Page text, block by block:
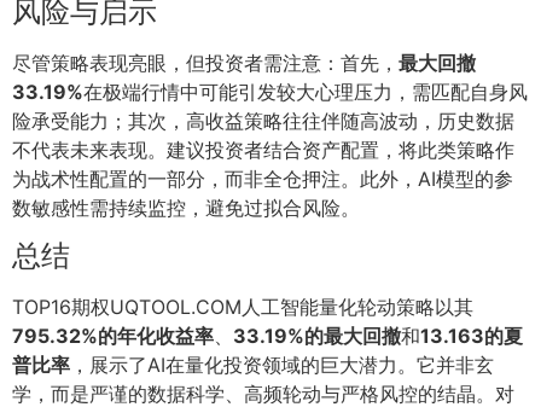
风险与启示
尽管策略表现亮眼，但投资者需注意：首先， 最大回撤
33.19%在极端行情中可能引发较大心理压力，需匹配自身风
险承受能力；其次，高收益策略往往伴随高波动，历史数据
不代表未来表现。建议投资者结合资产配置，将此类策略作
为战术性配置的一部分，而非全仓押注。此外，AI模型的参
数敏感性需持续监控，避免过拟合风险。
总结
TOP16期权UQTOOL.COM人工智能量化轮动策略以其
795.32%的年化收益率
33.19%的最大回撤和13.163的夏
普比率 ，展示了AI在量化投资领域的巨大潜力。它并非玄
学，而是严谨的数据科学、高频轮动与严格风控的结晶。对